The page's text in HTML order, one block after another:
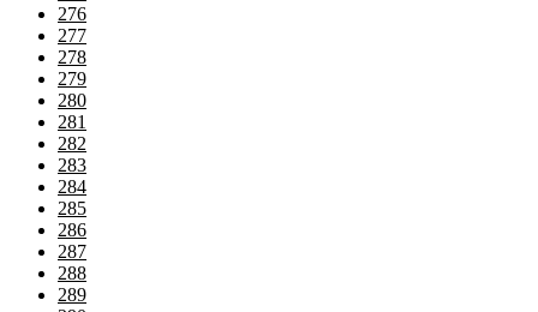
276
277
278
279
280
281
282
283
284
285
286
287
288
289